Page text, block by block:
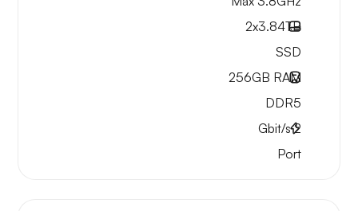
2x3.84TB
SSD
256GB RAM
DDR5
2
Gbit/s
Port